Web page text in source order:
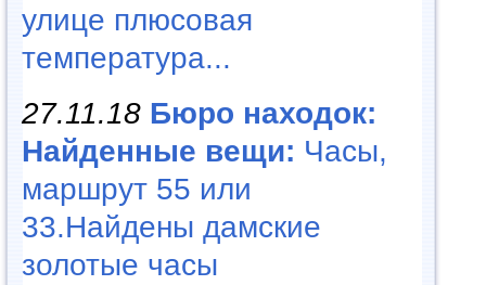
улице плюсовая
температура...
27.11.18 Бюро находок:
Найденные вещи: Часы,
маршрут 55 или
33.Найдены дамские
золотые часы